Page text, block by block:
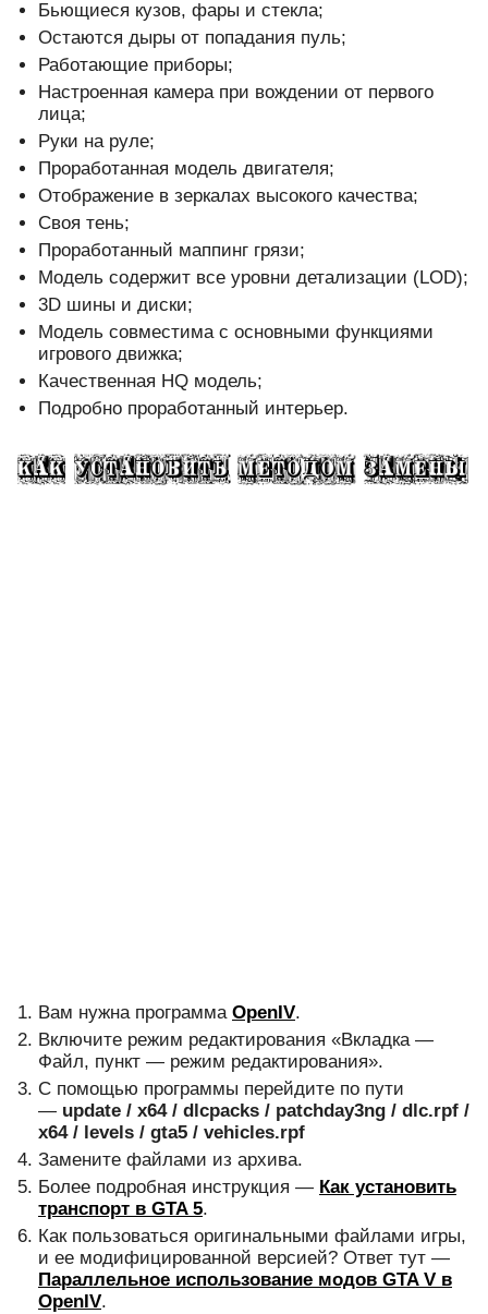
Бьющиеся кузов, фары и стекла;
Остаются дыры от попадания пуль;
Работающие приборы;
Настроенная камера при вождении от первого
лица;
Руки на руле;
Проработанная модель двигателя;
Отображение в зеркалах высокого качества;
Своя тень;
Проработанный маппинг грязи;
Модель содержит все уровни детализации (LOD);
3D шины и диски;
Модель совместима с основными функциями
игрового движка;
Качественная HQ модель;
Подробно проработанный интерьер.
Вам нужна программа OpenIV.
Включите режим редактирования «Вкладка —
Файл, пункт — режим редактирования».
С помощью программы перейдите по пути
— update / x64 / dlcpacks / patchday3ng / dlc.rpf /
x64 / levels / gta5 / vehicles.rpf
Замените файлами из архива.
Более подробная инструкция — Как установить
транспорт в GTA 5.
Как пользоваться оригинальными файлами игры,
и ее модифицированной версией? Ответ тут —
Параллельное использование модов GTA V в
OpenIV.